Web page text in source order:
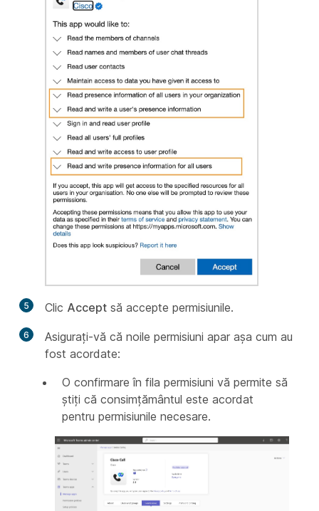
5 Clic Accept să accepte permisiunile.
6
Asigurați-vă că noile permisiuni apar așa cum au
fost acordate:
O confirmare în fila permisiuni vă permite să
știți că consimțământul este acordat
pentru permisiunile necesare.